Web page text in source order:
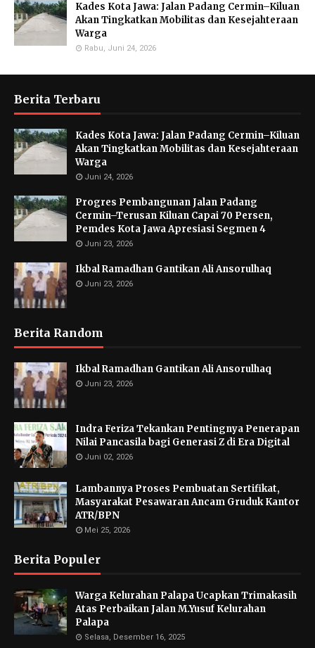
Kades Kota Jawa: Jalan Padang Cermin–Kiluan
Akan Tingkatkan Mobilitas dan Kesejahteraan
Warga
Rabu, Juni 24, 2026
Berita Terbaru
Kades Kota Jawa: Jalan Padang Cermin–Kiluan
Akan Tingkatkan Mobilitas dan Kesejahteraan
Warga
Juni 24, 2026
Progres Pembangunan Jalan Padang
Cermin–Terusan Kiluan Capai 70 Persen,
Pemdes Kota Jawa Apresiasi Segmen 4
Juni 23, 2026
Ikbal Ramadhan Gantikan Ali Ansorulhaq
Juni 23, 2026
Berita Random
Ikbal Ramadhan Gantikan Ali Ansorulhaq
Juni 23, 2026
Indra Feriza Tekankan Pentingnya Penerapan
Nilai Pancasila bagi Generasi Z di Era Digital
Juni 02, 2026
Lambannya Proses Pembuatan Sertifikat,
Masyarakat Pesawaran Ancam Gruduk Kantor
ATR/BPN
Mei 25, 2026
Berita Populer
Warga Kelurahan Palapa Ucapkan Trimakasih
Atas Perbaikan Jalan M.Yusuf Kelurahan
Palapa
Selasa, Desember 16, 2025